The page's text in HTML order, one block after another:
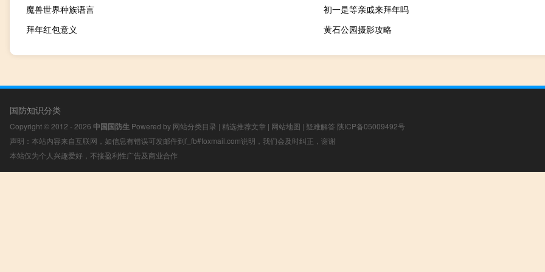
魔兽世界种族语言
初一是等亲戚来拜年吗
拜年红包意义
黄石公园摄影攻略
国防知识分类
Copyright © 2012 - 2026 中国国防生 Powered by 网站分类目录 | 精选推荐文章 | 网站地图 | 疑难解答 陕ICP备05009492号
声明：本站内容来自互联网，如信息有错误可发邮件到f_fb#foxmail.com说明，我们会及时纠正，谢谢
本站仅为个人兴趣爱好，不接盈利性广告及商业合作